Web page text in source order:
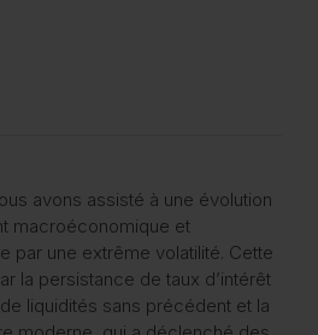
avons assisté à une évolution
macroéconomique et
par une extrême volatilité. Cette
la persistance de taux d’intérêt
liquidités sans précédent et la